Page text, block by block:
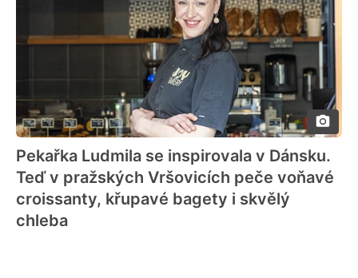
Pekařka Ludmila se inspirovala v Dánsku.
Teď v pražských Vršovicích peče voňavé
croissanty, křupavé bagety i skvělý
chleba